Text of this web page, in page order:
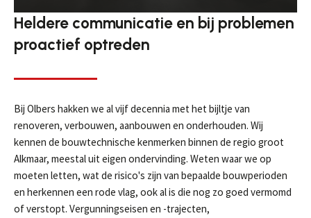
Heldere communicatie en bij problemen
proactief optreden
Bij Olbers hakken we al vijf decennia met het bijltje van
renoveren, verbouwen, aanbouwen en onderhouden. Wij
kennen de bouwtechnische kenmerken binnen de regio groot
Alkmaar, meestal uit eigen ondervinding. Weten waar we op
moeten letten, wat de risico's zijn van bepaalde bouwperioden
en herkennen een rode vlag, ook al is die nog zo goed vermomd
of verstopt. Vergunningseisen en -trajecten,